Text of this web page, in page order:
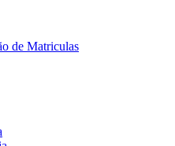
de Matriculas